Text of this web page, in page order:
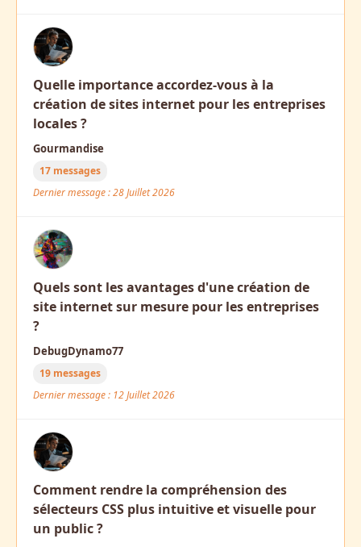
Quelle importance accordez-vous à la
création de sites internet pour les entreprises
locales ?
Gourmandise
17 messages
Dernier message : 28 Juillet 2026
Quels sont les avantages d'une création de
site internet sur mesure pour les entreprises
?
DebugDynamo77
19 messages
Dernier message : 12 Juillet 2026
Comment rendre la compréhension des
sélecteurs CSS plus intuitive et visuelle pour
un public ?